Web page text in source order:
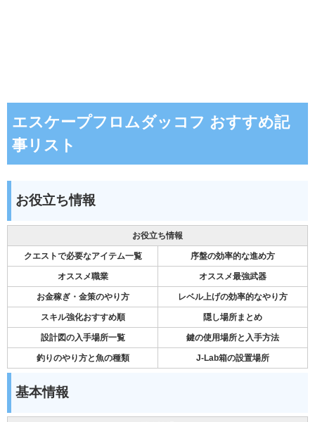
エスケープフロムダッコフ おすすめ記
事リスト
お役立ち情報
お役立ち情報
クエストで必要なアイテム一覧 序盤の効率的な進め方
オススメ職業 オススメ最強武器
お金稼ぎ・金策のやり方 レベル上げの効率的なやり方
スキル強化おすすめ順 隠し場所まとめ
設計図の入手場所一覧 鍵の使用場所と入手方法
釣りのやり方と魚の種類 J-Lab箱の設置場所
基本情報